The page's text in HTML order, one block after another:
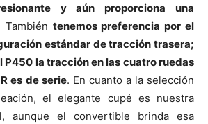
y aún proporciona una
También tenemos preferencia por el
estándar de tracción trasera;
P450 la tracción en las cuatro ruedas
es de serie. En cuanto a la selección
el elegante cupé es nuestra
aunque el convertible brinda esa